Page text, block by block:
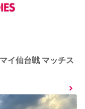
イ仙台戦 マッチス